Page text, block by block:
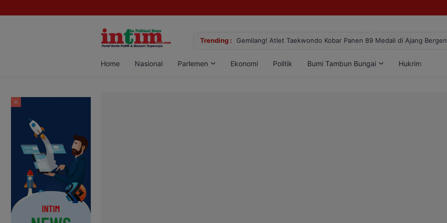
Trending :
Sabu di Pangkalan Bun, Dua Pelaku Diamankan Gemilang! Atlet Taekwondo Kobar Panen 89 Medali di Ajang
Home Nasional Parlemen Ekonomi Politik Bumi Tambun Bungai Hukrim